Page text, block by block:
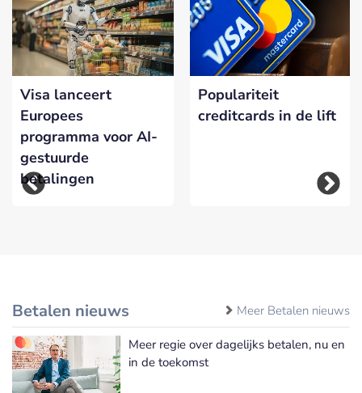
Visa lanceert
Europees
programma voor AI-
gestuurde
betalingen
Populariteit
creditcards in de lift
Betalen nieuws Meer Betalen nieuws
Meer regie over dagelijks betalen, nu en
in de toekomst